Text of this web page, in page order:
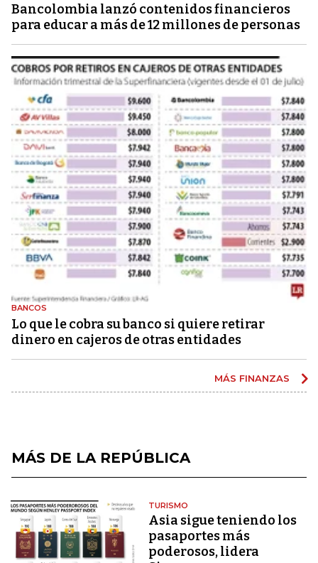
Bancolombia lanzó contenidos financieros
para educar a más de 12 millones de personas
BANCOS
Lo que le cobra su banco si quiere retirar
dinero en cajeros de otras entidades
MÁS FINANZAS
MÁS DE LA REPÚBLICA
TURISMO
Asia sigue teniendo los
pasaportes más
poderosos, lidera